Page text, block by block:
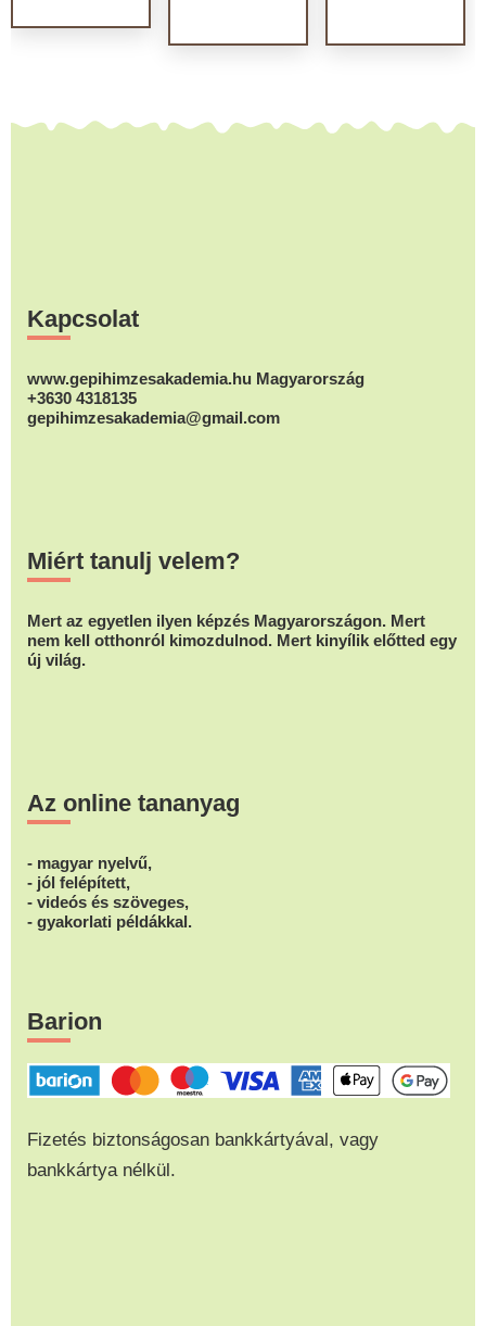
Kapcsolat
www.gepihimzesakademia.hu Magyarország
+3630 4318135
gepihimzesakademia@gmail.com
Miért tanulj velem?
Mert az egyetlen ilyen képzés Magyarországon. Mert
nem kell otthonról kimozdulnod. Mert kinyílik előtted egy
új világ.
Az online tananyag
- magyar nyelvű,
- jól felépített,
- videós és szöveges,
- gyakorlati példákkal.
Barion
Fizetés biztonságosan bankkártyával, vagy
bankkártya nélkül.